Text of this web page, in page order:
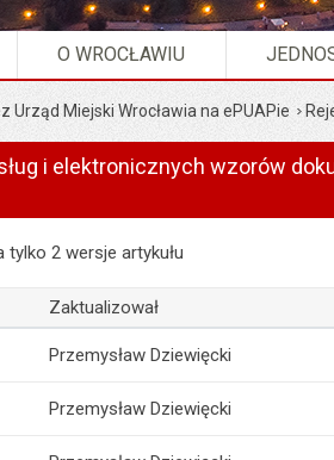
O WROCŁAWIU
Miejski Wrocławia na ePUAPie
i elektronicznych wzorów
wzorów dokumentów
2 wersje artykułu
Zaktualizował
Przemysław Dziewięcki
Przemysław Dziewięcki